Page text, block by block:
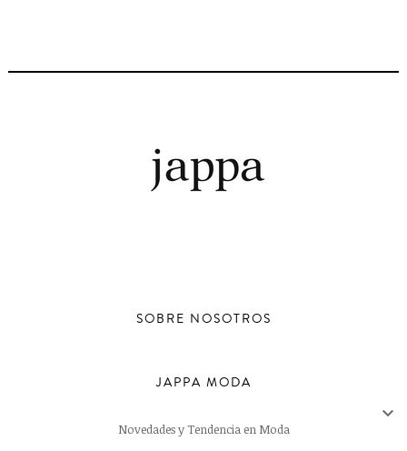
SOBRE NOSOTROS
JAPPA MODA

Novedades y Tendencia en Moda